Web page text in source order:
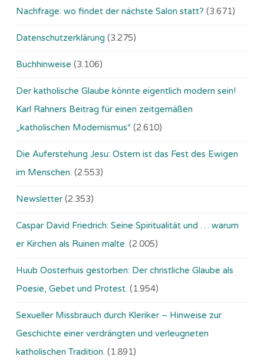
Nachfrage: wo findet der nächste Salon statt? (3.671)
Datenschutzerklärung (3.275)
Buchhinweise (3.106)
Der katholische Glaube könnte eigentlich modern sein!
Karl Rahners Beitrag für einen zeitgemäßen
„katholischen Modernismus“ (2.610)
Die Auferstehung Jesu: Ostern ist das Fest des Ewigen
im Menschen. (2.553)
Newsletter (2.353)
Caspar David Friedrich: Seine Spiritualität und … warum
er Kirchen als Ruinen malte. (2.005)
Huub Oosterhuis gestorben: Der christliche Glaube als
Poesie, Gebet und Protest. (1.954)
Sexueller Missbrauch durch Kleriker – Hinweise zur
Geschichte einer verdrängten und verleugneten
katholischen Tradition. (1.891)